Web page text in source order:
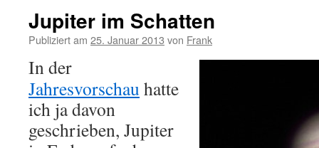
Jupiter im Schatten
Publiziert am 25. Januar 2013 von Frank
In der
Jahresvorschau hatte
ich ja davon
geschrieben, Jupiter